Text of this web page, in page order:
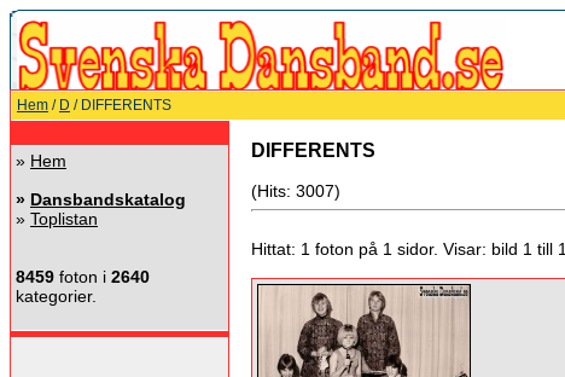
Hem / D / DIFFERENTS
» Hem
» Dansbandskatalog
» Toplistan
8459 foton i 2640
kategorier.
DIFFERENTS
(Hits: 3007)
Hittat: 1 foton på 1 sidor. Visar: bild 1 till 1.